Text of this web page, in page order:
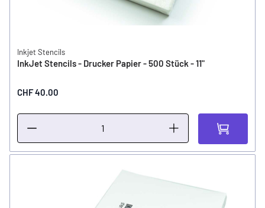
Inkjet Stencils
InkJet Stencils - Drucker Papier - 500 Stück - 11"
CHF 40.00